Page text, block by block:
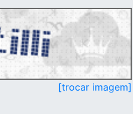
[trocar imagem]